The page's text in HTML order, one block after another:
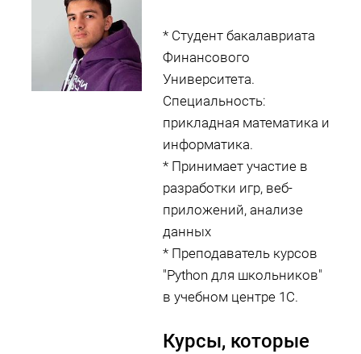
* Студент бакалавриата
Финансового
Университета.
Специальность:
прикладная математика и
информатика.
* Принимает участие в
разработки игр, веб-
приложений, анализе
данных
* Преподаватель курсов
"Python для школьников"
в учебном центре 1С.
Курсы, которые